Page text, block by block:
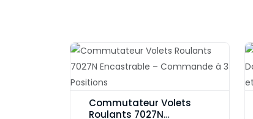
Commutateur Volets
Roulants 7027N